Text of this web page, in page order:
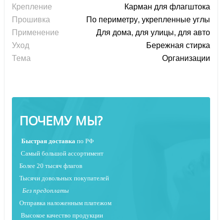
Крепление
Карман для флагштока
Прошивка
По периметру, укрепленные углы
Применение
Для дома, для улицы, для авто
Уход
Бережная стирка
Тема
Организации
ПОЧЕМУ МЫ?
Быстрая доставка по РФ
Самый большой ассортимент
Более 20 тысяч флагов
Тысячи довольных покупателей
Без предоплаты
Отправка наложенным платежом
Высокое качество продукции